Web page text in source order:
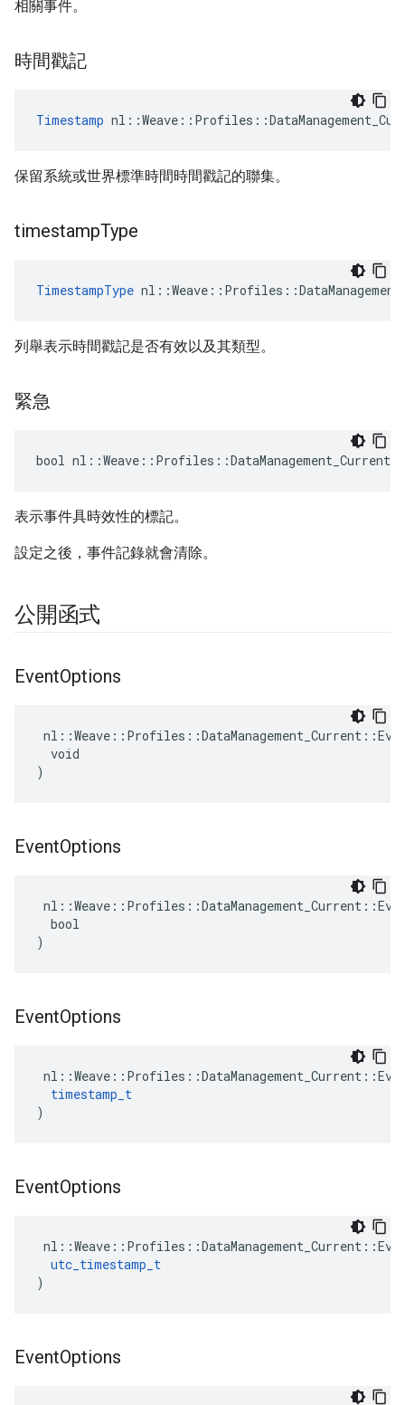
相關事件。
時間戳記
Timestamp
保留系統或世界標準時間時間戳記的聯集。
timestampType
TimestampType
列舉表示時間戳記是否有效以及其類型。
緊急
bool
表示事件具時效性的標記。
設定之後，事件記錄就會清除。
公開函式
EventOptions
  void
)
EventOptions
  bool
)
EventOptions
timestamp_t
)
EventOptions
utc_timestamp_t
)
EventOptions